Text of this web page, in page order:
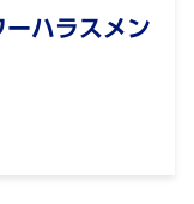
ーハラスメン